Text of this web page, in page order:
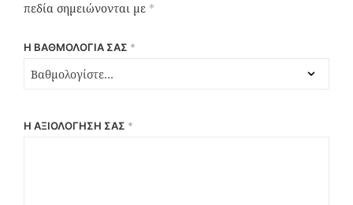
πεδία σημειώνονται με *
Η ΒΑΘΜΟΛΟΓΊΑ ΣΑΣ *
Η ΑΞΙΟΛΌΓΗΣΉ ΣΑΣ *